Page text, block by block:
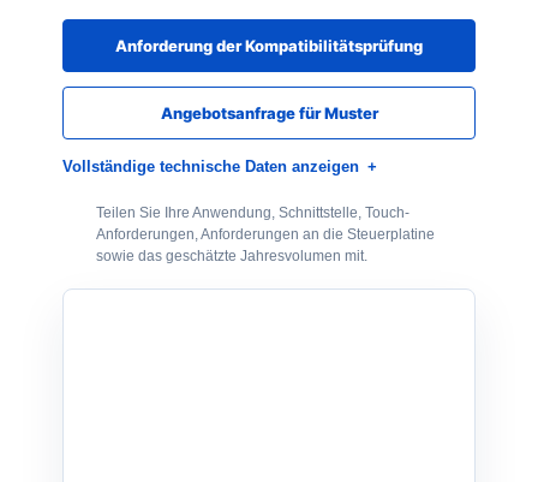
Anforderung der Kompatibilitätsprüfung
Angebotsanfrage für Muster
Vollständige technische Daten anzeigen
Teilen Sie Ihre Anwendung, Schnittstelle, Touch-
Anforderungen, Anforderungen an die Steuerplatine
sowie das geschätzte Jahresvolumen mit.